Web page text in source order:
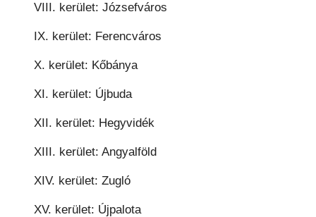
VIII. kerület: Józsefváros
IX. kerület: Ferencváros
X. kerület: Kőbánya
XI. kerület: Újbuda
XII. kerület: Hegyvidék
XIII. kerület: Angyalföld
XIV. kerület: Zugló
XV. kerület: Újpalota